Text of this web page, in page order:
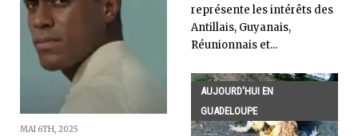
MAI 6TH, 2025
représente les intérêts des
Antillais, Guyanais,
Réunionnais et...
AUJOURD'HUI EN
GUADELOUPE